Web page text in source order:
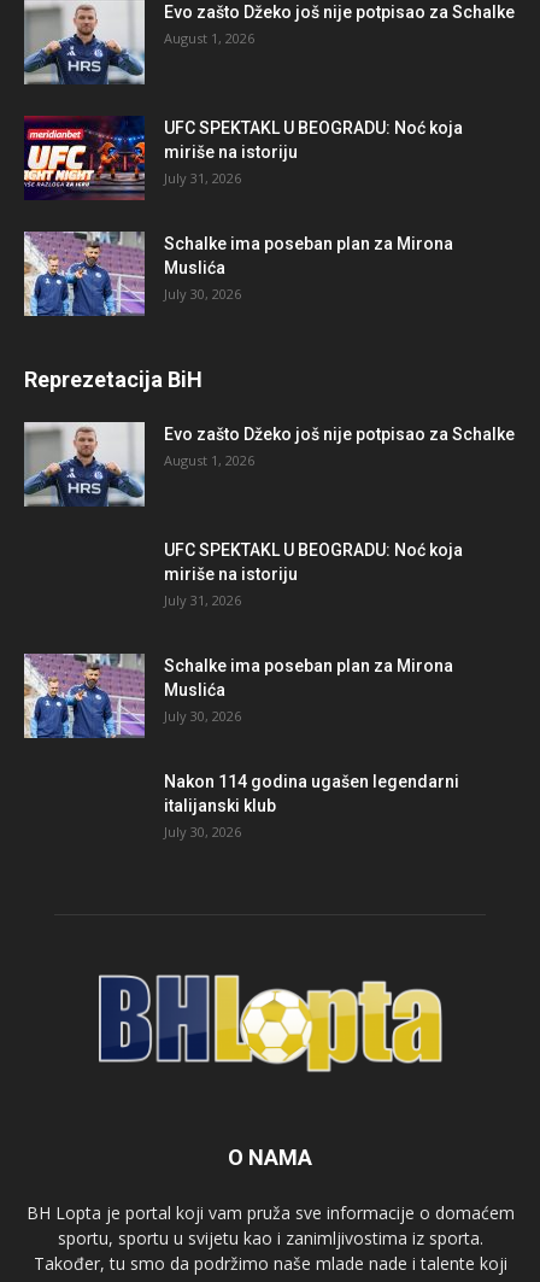
Evo zašto Džeko još nije potpisao za Schalke
August 1, 2026
UFC SPEKTAKL U BEOGRADU: Noć koja
miriše na istoriju
July 31, 2026
Schalke ima poseban plan za Mirona
Muslića
July 30, 2026
Reprezetacija BiH
Evo zašto Džeko još nije potpisao za Schalke
August 1, 2026
UFC SPEKTAKL U BEOGRADU: Noć koja
miriše na istoriju
July 31, 2026
Schalke ima poseban plan za Mirona
Muslića
July 30, 2026
Nakon 114 godina ugašen legendarni
italijanski klub
July 30, 2026
O NAMA
BH Lopta je portal koji vam pruža sve informacije o domaćem
sportu, sportu u svijetu kao i zanimljivostima iz sporta.
Također, tu smo da podržimo naše mlade nade i talente koji